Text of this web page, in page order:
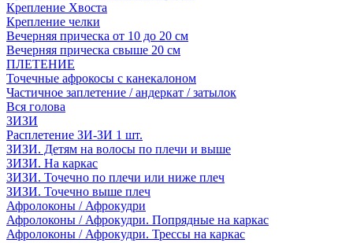
Крепление Хвоста
Крепление челки
Вечерняя прическа от 10 до 20 см
Вечерняя прическа свыше 20 см
ПЛЕТЕНИЕ
Точечные афрокосы с канекалоном
Частичное заплетение / андеркат / затылок
Вся голова
ЗИЗИ
Расплетение ЗИ-ЗИ 1 шт.
ЗИЗИ. Детям на волосы по плечи и выше
ЗИЗИ. На каркас
ЗИЗИ. Точечно по плечи или ниже плеч
ЗИЗИ. Точечно выше плеч
Афролоконы / Афрокудри
Афролоконы / Афрокудри. Попрядные на каркас
Афролоконы / Афрокудри. Трессы на каркас